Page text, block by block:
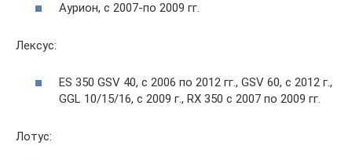
Аурион, с 2007-по 2009 гг.
Лексус:
ES 350 GSV 40, с 2006 по 2012 гг., GSV 60, с 2012 г.,
GGL 10/15/16, с 2009 г., RX 350 с 2007 по 2009 гг.
Лотус: